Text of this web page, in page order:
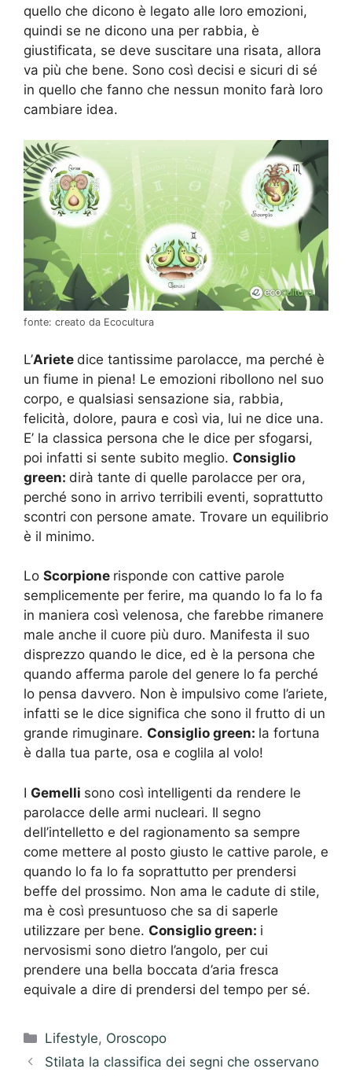
quello che dicono è legato alle loro emozioni,
quindi se ne dicono una per rabbia, è
giustificata, se deve suscitare una risata, allora
va più che bene. Sono così decisi e sicuri di sé
in quello che fanno che nessun monito farà loro
cambiare idea.
fonte: creato da Ecocultura
L’Ariete dice tantissime parolacce, ma perché è
un fiume in piena! Le emozioni ribollono nel suo
corpo, e qualsiasi sensazione sia, rabbia,
felicità, dolore, paura e così via, lui ne dice una.
E’ la classica persona che le dice per sfogarsi,
poi infatti si sente subito meglio. Consiglio
green: dirà tante di quelle parolacce per ora,
perché sono in arrivo terribili eventi, soprattutto
scontri con persone amate. Trovare un equilibrio
è il minimo.
Lo Scorpione risponde con cattive parole
semplicemente per ferire, ma quando lo fa lo fa
in maniera così velenosa, che farebbe rimanere
male anche il cuore più duro. Manifesta il suo
disprezzo quando le dice, ed è la persona che
quando afferma parole del genere lo fa perché
lo pensa davvero. Non è impulsivo come l’ariete,
infatti se le dice significa che sono il frutto di un
grande rimuginare. Consiglio green: la fortuna
è dalla tua parte, osa e coglila al volo!
I Gemelli sono così intelligenti da rendere le
parolacce delle armi nucleari. Il segno
dell’intelletto e del ragionamento sa sempre
come mettere al posto giusto le cattive parole, e
quando lo fa lo fa soprattutto per prendersi
beffe del prossimo. Non ama le cadute di stile,
ma è così presuntuoso che sa di saperle
utilizzare per bene. Consiglio green: i
nervosismi sono dietro l’angolo, per cui
prendere una bella boccata d’aria fresca
equivale a dire di prendersi del tempo per sé.
Categorie
Lifestyle, Oroscopo
Stilata la classifica dei segni che osservano